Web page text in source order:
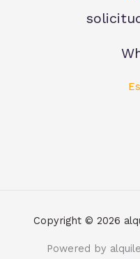
Copyright © 2026
Powered by